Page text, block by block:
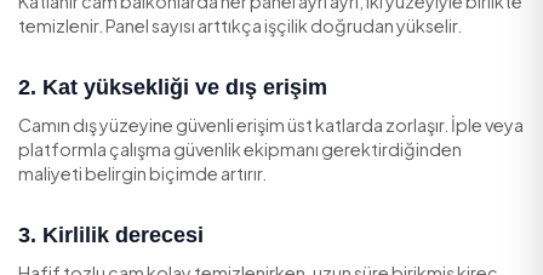
Kireç / inatçı leke
Özel ürünle
+%15-30 ek
Tablodaki rakamlar ortalama değerlerdir; net fiyat için
sayısı ve erişim koşullarının değerlendirilmesi en doğru